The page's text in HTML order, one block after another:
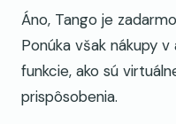
Áno, Tango je
Ponúka však nákupy
funkcie, ako sú
prispôsobenia.